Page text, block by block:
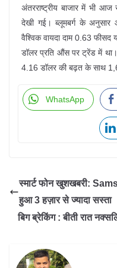
अंतरराष्ट्रीय बाजार में भी आज
देखी गई। ब्लूमबर्ग के
वैश्विक वायदा दाम 0.63
डॉलर प्रति औंस पर ट्रेंड में था।
4.16 डॉलर की बढ़त के साथ
WhatsApp
स्मार्ट फोन खुशखबरी:
हुआ 3 हज़ार से ज्यादा सस्ता
बिग ब्रेकिंग : बीती रात